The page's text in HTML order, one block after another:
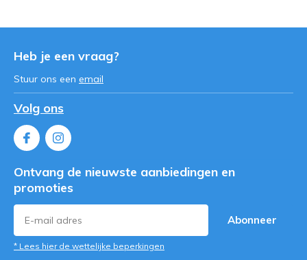
Heb je een vraag?
Stuur ons een email
Volg ons
Ontvang de nieuwste aanbiedingen en
promoties
Abonneer
* Lees hier de wettelijke beperkingen